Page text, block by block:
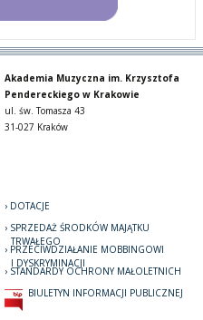
Akademia Muzyczna im. Krzysztofa
Pendereckiego w Krakowie
ul. św. Tomasza 43
31-027 Kraków
DOTACJE
SPRZEDAŻ ŚRODKÓW MAJĄTKU
TRWAŁEGO
PRZECIWDZIAŁANIE MOBBINGOWI
I DYSKRYMINACJI
STANDARDY OCHRONY MAŁOLETNICH
BIULETYN INFORMACJI PUBLICZNEJ